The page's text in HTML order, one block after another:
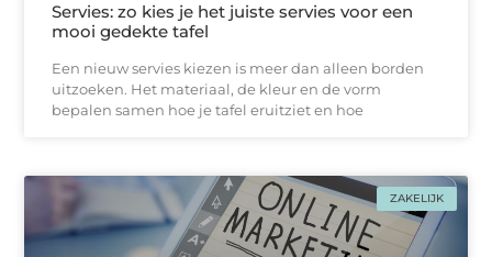
Servies: zo kies je het juiste servies voor een
mooi gedekte tafel
Een nieuw servies kiezen is meer dan alleen borden
uitzoeken. Het materiaal, de kleur en de vorm
bepalen samen hoe je tafel eruitziet en hoe
ZAKELIJK